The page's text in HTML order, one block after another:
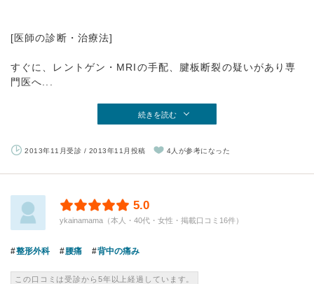
[医師の診断・治療法]
すぐに、レントゲン・MRIの手配、腱板断裂の疑いがあり専
門医へ...
続きを読む
2013年11月受診 / 2013年11月投稿 4人が参考になった
5.0
ykainamama（本人・40代・女性・掲載口コミ16件）
整形外科 腰痛 背中の痛み
この口コミは受診から5年以上経過しています。